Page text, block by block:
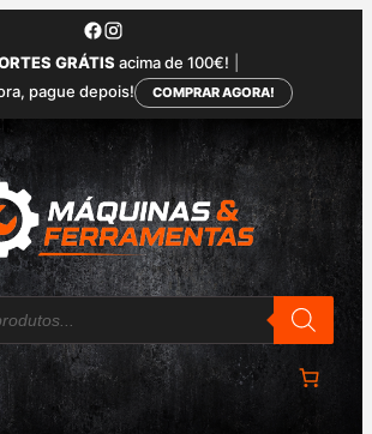
GRÁTIS acima de 100€!
pague depois!
COMPRAR AGORA!